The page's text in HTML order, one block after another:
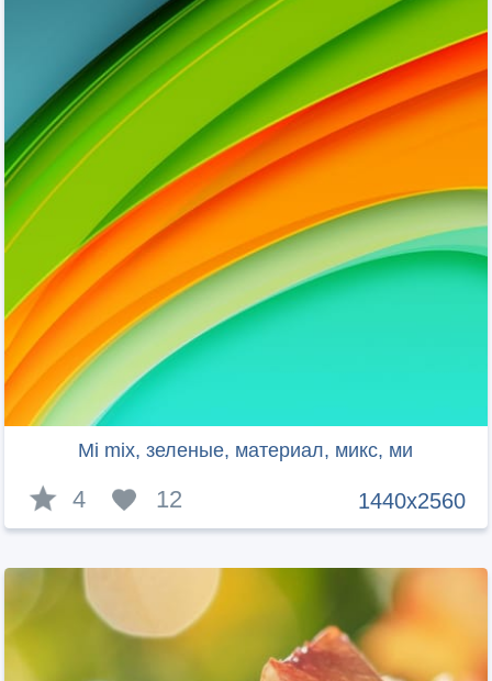
Mi mix, зеленые, материал, микс, ми
1440x2560
4 12